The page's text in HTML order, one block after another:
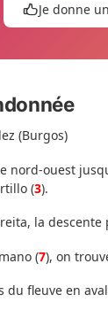
Je donne
(Burgos)
nord-ouest
(3).
la descente
(7), on
fleuve en